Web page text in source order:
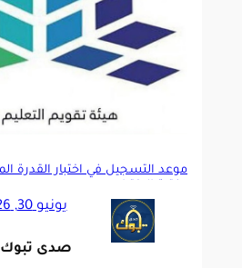
يونيو 30, 2026
صدى تبوك